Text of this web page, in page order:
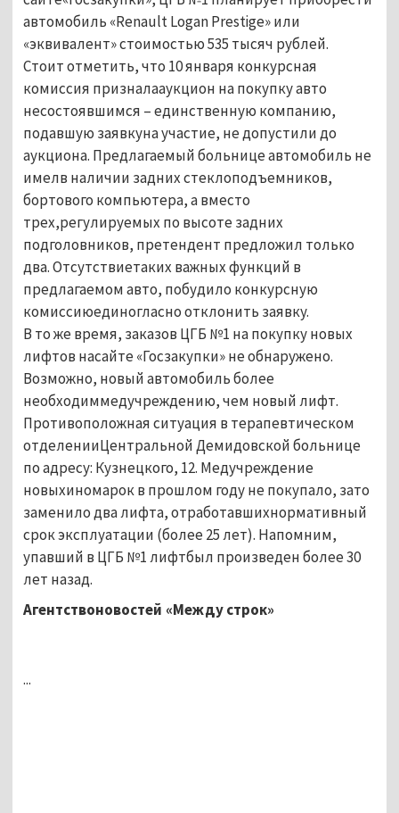
автомобиль «Renault Logan Prestige»или
«эквивалент» стоимостью 535 тысяч рублей.
Стоит отметить, что 10 января конкурсная
комиссия призналааукцион на покупку авто
несостоявшимся – единственную компанию,
подавшую заявкуна участие, не допустили до
аукциона. Предлагаемый больнице автомобиль не
имелв наличии задних стеклоподъемников,
бортового компьютера, а вместо
трех,регулируемых по высоте задних
подголовников, претендент предложил только
два. Отсутствиетаких важных функций в
предлагаемом авто, побудило конкурсную
комиссиюединогласно отклонить заявку.
В то же время, заказов ЦГБ №1 на покупку новых
лифтов насайте «Госзакупки» не обнаружено.
Возможно, новый автомобиль более
необходиммедучреждению, чем новый лифт.
Противоположная ситуация в терапевтическом
отделенииЦентральной Демидовской больнице
по адресу: Кузнецкого, 12. Медучреждение
новыхиномарок в прошлом году не покупало, зато
заменило два лифта, отработавшихнормативный
срок эксплуатации (более 25 лет). Напомним,
упавший в ЦГБ №1 лифтбыл произведен более 30
лет назад.
Агентствоновостей «Между строк»
...